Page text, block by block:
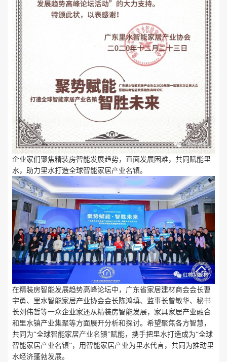
企业家们聚焦精装房智能发展趋势，直面发展困难，共同赋能里
水，助力里水打造全球智能家居产业名镇。
在精装房智能发展趋势高峰论坛中，广东省家居建材商会会长曹
宇勇、里水智能家居产业协会会长陈鸿填、监事长曾敏华、秘书
长刘伟哲等一众企业家还从精装房智能发展，家具家居产业融合
和里水镇产业集聚等方面展开分析和探讨。希望聚焦各方智慧，
共同为“全球智能家居产业名镇”赋能，携手把里水打造成为“全球
智能家居产业名镇”，用智能家居产业为里水代言，共同为推动里
水经济蓬勃发展。